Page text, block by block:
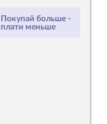
Покупай больше -
плати меньше